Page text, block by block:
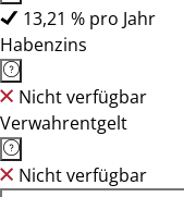
13,21 % pro Jahr
Habenzins
Nicht verfügbar
Verwahrentgelt
Nicht verfügbar